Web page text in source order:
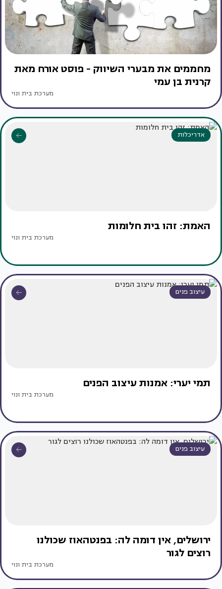
מחממים את מבערי השיווק - פוסט אורח מאת
קרנית בן עמי
מערכת בית ונוי
אדריכלות
האמת: זהו בית חלומות
מערכת בית ונוי
עיצוב פנים
תמי יערי: אמנות עיצוב הפנים
מערכת בית ונוי
עיצוב פנים
ירושלים, אין דומה לה: בפנטהאוז שכולנו
רוצים לגור
מערכת בית ונוי